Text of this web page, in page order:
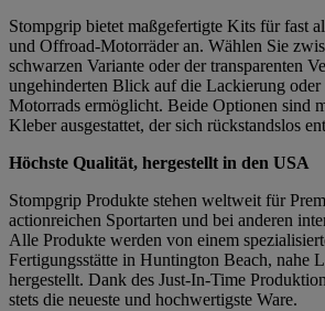
Stompgrip bietet maßgefertigte Kits für fast
und Offroad-Motorräder an. Wählen Sie
schwarzen Variante oder der transparenten
ungehinderten Blick auf die Lackierung
Motorrads ermöglicht. Beide Optionen sind
Kleber ausgestattet, der sich rückstandslos
Höchste Qualität, hergestellt in den USA
Stompgrip Produkte stehen weltweit für
actionreichen Sportarten und bei anderen
Alle Produkte werden von einem
Fertigungsstätte in Huntington Beach, nahe
hergestellt. Dank des Just-In-Time
stets die neueste und hochwertigste Ware.